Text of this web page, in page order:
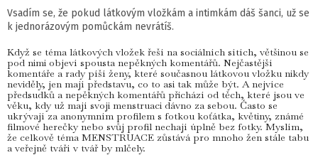
Vsadím se, že pokud látkovým vložkám a intimkám dáš šanci, už se
k jednorázovým pomůckám nevrátíš.
Když se téma látkových vložek řeší na sociálních sítích, většinou se
pod nimi objeví spousta nepěkných komentářů. Nejčastější
komentáře a rady píší ženy, které současnou látkovou vložku nikdy
neviděly, jen mají představu, co to asi tak může být. A nejvíce
předsudků a nepěkných komentářů přichází od těch, které jsou ve
věku, kdy už mají svoji menstruaci dávno za sebou. Často se
ukrývají za anonymním profilem s fotkou koťátka, květiny, známé
filmové herečky nebo svůj profil nechají úplně bez fotky. Myslím,
že celkově téma MENSTRUACE zůstává pro mnoho žen stále tabu
a veřejně tváří v tvář by mlčely.